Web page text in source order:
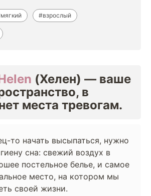
#взрослый
(Хелен) — ваше
в
места тревогам.
то начать высыпаться, нужно
сна: свежий воздух в
постельное белье, и самое
место, на котором мы
своей жизни.